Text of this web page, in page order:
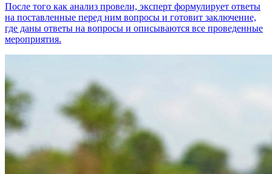
После того как анализ провели, эксперт формулирует ответы
на поставленные перед ним вопросы и готовит заключение,
где даны ответы на вопросы и описываются все проведенные
мероприятия.